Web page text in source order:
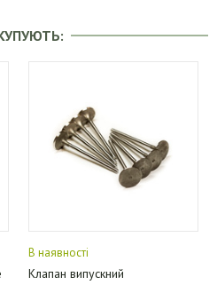
В наявності
Клапан випускний